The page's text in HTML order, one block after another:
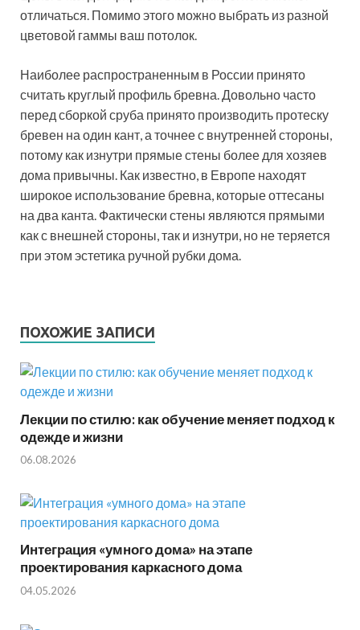
отличаться. Помимо этого можно выбрать из разной
цветовой гаммы ваш потолок.
Наиболее распространенным в России принято
считать круглый профиль бревна. Довольно часто
перед сборкой сруба принято производить протеску
бревен на один кант, а точнее с внутренней стороны,
потому как изнутри прямые стены более для хозяев
дома привычны. Как известно, в Европе находят
широкое использование бревна, которые оттесаны
на два канта. Фактически стены являются прямыми
как с внешней стороны, так и изнутри, но не теряется
при этом эстетика ручной рубки дома.
ПОХОЖИЕ ЗАПИСИ
Лекции по стилю: как обучение меняет подход к
одежде и жизни
06.08.2026
Интеграция «умного дома» на этапе
проектирования каркасного дома
04.05.2026